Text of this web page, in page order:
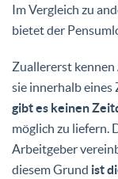
Im Vergleich zu
bietet der
Zuallererst
sie innerhalb eines
gibt es keinen
möglich zu liefern.
Arbeitgeber
diesem Grund ist